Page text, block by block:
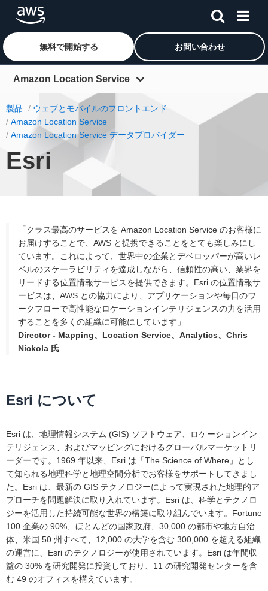
メインコンテンツに移動
無料で開始する お問い合わせ
Amazon Location Service
概要
製品
料金
製品
ウェブとモバイルのフロントエンド
Amazon Location Service
Amazon Location Service データプロバイダー
Esri
「クラス最高のサービスを Amazon Location Service のお客様に
お届けすることで、AWS と提携できることをとても楽しみにし
ています。これによって、世界中の企業とデベロッパーが高いレ
ベルのスケーラビリティを達成しながら、信頼性の高い、業界を
リードする位置情報サービスを提供できます。Esri の位置情報サ
ービスは、AWS との協力により、アプリケーションや毎日のワ
ークフローで高性能なロケーションインテリジェンスの力を活用
することを多くの組織に可能にしています」
Director - Mapping、Location Service、Analytics、Chris
Nickola 氏
Esri について
Esri は、地理情報システム (GIS) ソフトウェア、ロケーションイン
テリジェンス、およびマッピングにおけるグローバルマーケットリ
ーダーです。1969 年以来、Esri は「The Science of Where」とし
て知られる地理科学と地理空間分析でお客様をサポートしてきまし
た。Esri は、最新の GIS テクノロジーによって実現された地理的ア
プローチを問題解決に取り入れています。Esri は、科学とテクノロ
ジーを活用した持続可能な世界の構築に取り組んでいます。Fortune
100 企業の 90%、ほとんどの国家政府、30,000 の都市や地方自治
体、米国 50 州すべて、12,000 の大学を含む 300,000 を超える組織
の運営に、Esri のテクノロジーが使用されています。Esri は年間収
益の 30% を研究開発に投資しており、11 の研究開発センターを含
む 49 のオフィスを構えています。